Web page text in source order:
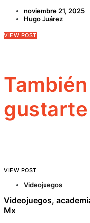
noviembre 21, 2025
Hugo Juárez
VIEW POST
gustarte
VIEW POST
Videojuegos
Videojuegos,
Mx